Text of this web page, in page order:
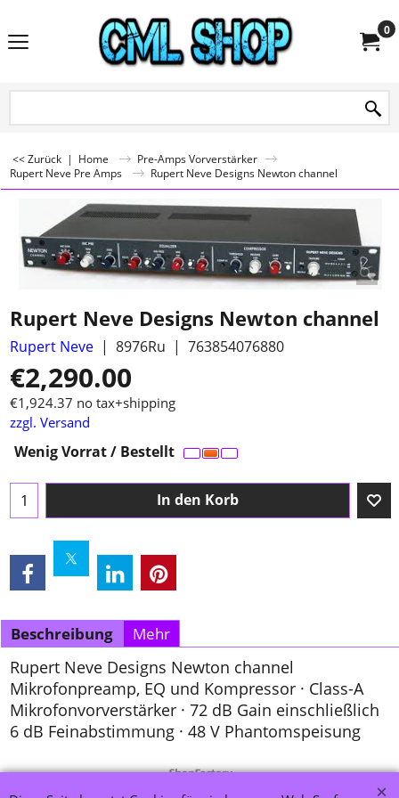
0
<< Zurück | Home
Pre-Amps Vorverstärker
Rupert Neve Pre Amps
Rupert Neve Designs Newton channel
Rupert Neve Designs Newton channel
Rupert Neve 8976Ru 763854076880
€2,290.00
€1,924.37 no tax+shipping
zzgl. Versand
Wenig Vorrat / Bestellt
In den Korb
Beschreibung Mehr
Rupert Neve Designs Newton channel
Mikrofonpreamp, EQ und Kompressor · Class-A
Mikrofonvorverstärker · 72 dB Gain einschließlich
6 dB Feinabstimmung · 48 V Phantomspeisung
WebShop erstellt mit ShopFactory Shop Software.